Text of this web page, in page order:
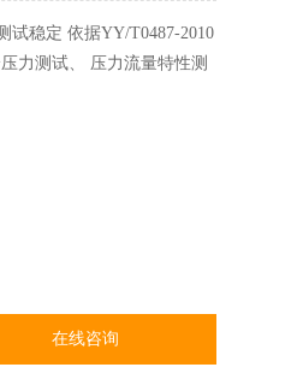
试稳定 依据YY/T0487-2010
力测试、 压力流量特性测
在线咨询